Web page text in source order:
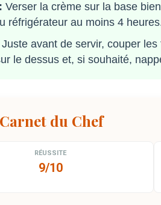
Verser la crème sur la base
réfrigérateur au moins 4
Juste avant de servir, couper
le dessus et, si souhaité,
du Chef
RÉUSSITE
9/10